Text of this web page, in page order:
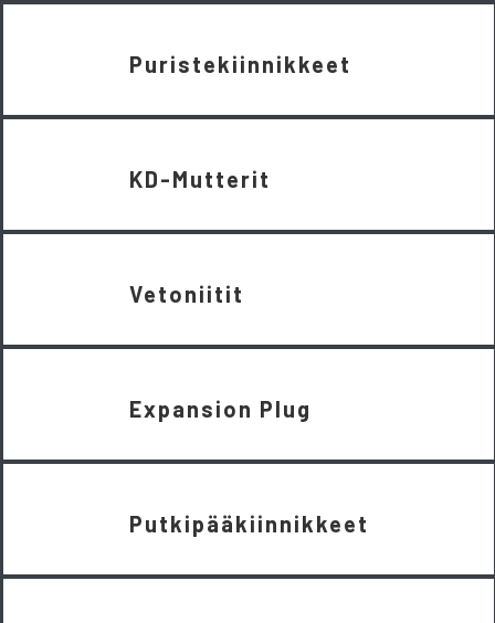
Puristekiinnikkeet
KD-Mutterit
Vetoniitit
Expansion Plug
Putkipääkiinnikkeet